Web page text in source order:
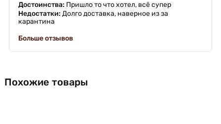
Достоинства: Пришло то что хотел, всё супер
Недостатки: Долго доставка, наверное из за
карантина
Больше отзывов
Похожие товары